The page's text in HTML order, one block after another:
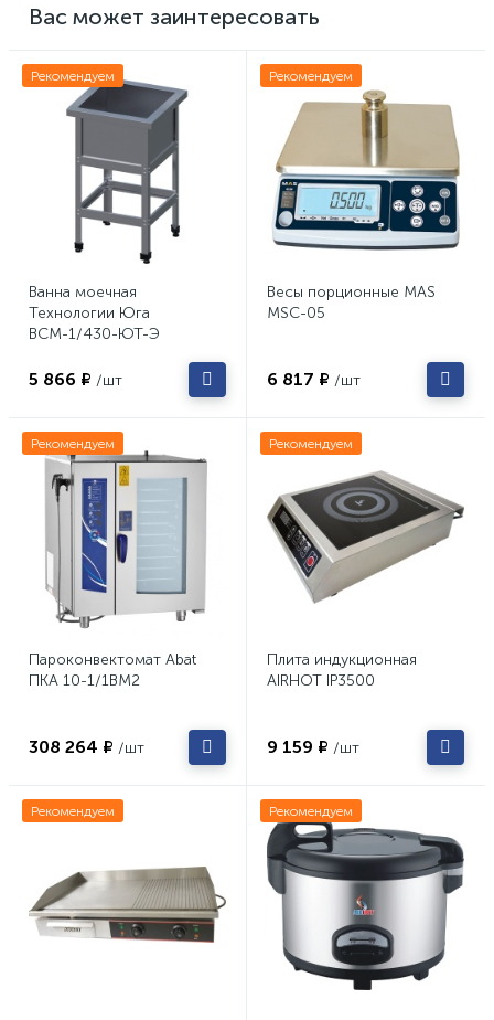
Вас может заинтересовать
Рекомендуем
Ванна моечная
Технологии Юга
ВСМ-1/430-ЮТ-Э
5 866 ₽ /шт
Рекомендуем
Весы порционные MAS
MSC-05
6 817 ₽ /шт
Рекомендуем
Пароконвектомат Abat
ПКА 10-1/1ВМ2
308 264 ₽ /шт
Рекомендуем
Плита индукционная
AIRHOT IP3500
9 159 ₽ /шт
Рекомендуем Рекомендуем